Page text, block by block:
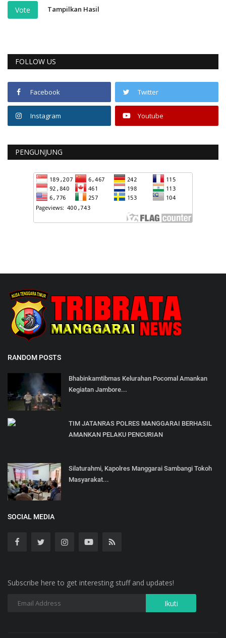
Vote Tampilkan Hasil
FOLLOW US
Facebook Twitter
Instagram Youtube
PENGUNJUNG
RANDOM POSTS
Bhabinkamtibmas Kelurahan Pocomal Amankan
Kegiatan Jambore...
TIM JATANRAS POLRES MANGGARAI BERHASIL
AMANKAN PELAKU PENCURIAN
Silaturahmi, Kapolres Manggarai Sambangi Tokoh
Masyarakat...
SOCIAL MEDIA
Subscribe here to get interesting stuff and updates!